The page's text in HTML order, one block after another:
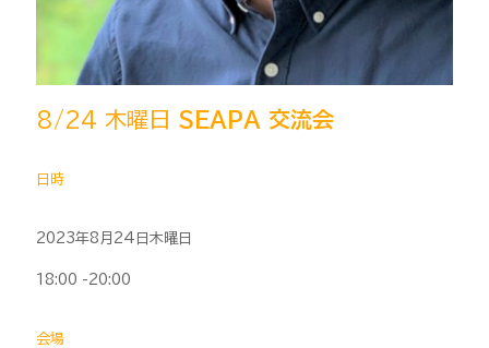
8/24 木曜日 SEAPA 交流会
日時
2023年8月24日木曜日
18:00 -20:00
会場